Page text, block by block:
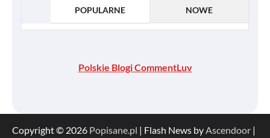
POPULARNE NOWE
Polskie Blogi CommentLuv
Copyright © 2026 Popisane.pl | Flash News byAscendoor |